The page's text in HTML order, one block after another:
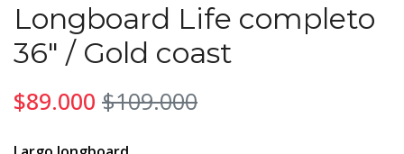
Longboard Life completo
36" / Gold coast
$89.000 $109.000